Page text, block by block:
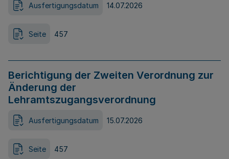
Ausfertigungsdatum 14.07.2026
Seite 457
Berichtigung der Zweiten Verordnung zur
Änderung der
Lehramtszugangsverordnung
Ausfertigungsdatum 15.07.2026
Seite 457